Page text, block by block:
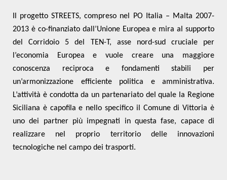
Il progetto STREETS, compreso nel PO Italia – Malta 2007-
2013 è co-finanziato dall’Unione Europea e mira al supporto
del Corridoio 5 del TEN-T, asse nord-sud cruciale per
l’economia Europea e vuole creare una maggiore
conoscenza reciproca e fondamenti stabili per
un’armonizzazione efficiente politica e amministrativa.
L’attività è condotta da un partenariato del quale la Regione
Siciliana è capofila e nello specifico il Comune di Vittoria è
uno dei partner più impegnati in questa fase, capace di
realizzare nel proprio territorio delle innovazioni
tecnologiche nel campo dei trasporti.